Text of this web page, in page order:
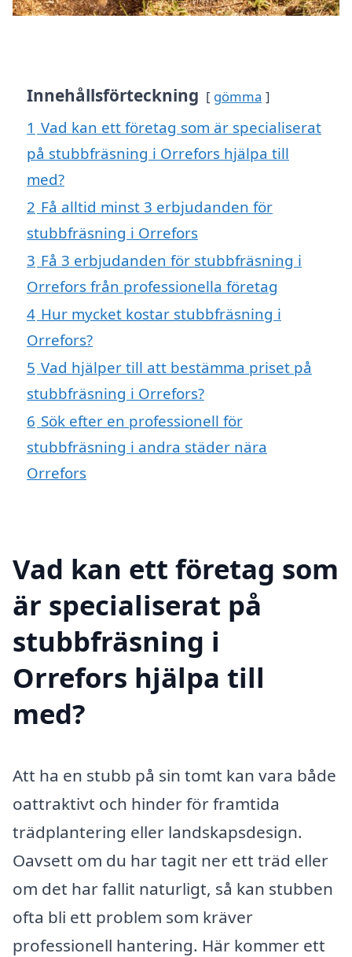
Innehållsförteckning gömma
1 Vad kan ett företag som är specialiserat
på stubbfräsning i Orrefors hjälpa till
med?
2 Få alltid minst 3 erbjudanden för
stubbfräsning i Orrefors
3 Få 3 erbjudanden för stubbfräsning i
Orrefors från professionella företag
4 Hur mycket kostar stubbfräsning i
Orrefors?
5 Vad hjälper till att bestämma priset på
stubbfräsning i Orrefors?
6 Sök efter en professionell för
stubbfräsning i andra städer nära
Orrefors
Vad kan ett företag som
är specialiserat på
stubbfräsning i
Orrefors hjälpa till
med?
Att ha en stubb på sin tomt kan vara både
oattraktivt och hinder för framtida
trädplantering eller landskapsdesign.
Oavsett om du har tagit ner ett träd eller
om det har fallit naturligt, så kan stubben
ofta bli ett problem som kräver
professionell hantering. Här kommer ett